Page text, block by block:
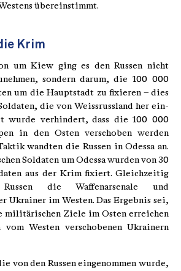
übereinstimmt.
Krim
um Kiew ging es den Rus­sen nicht
sondern darum, die 100 000
um die Hauptstadt zu fixieren – dies
die von Weissrussland her ein­
wurde verhindert, dass die 100 000
in den Osten verschoben werden
wandten die Russen in Odessa an.
Soldaten um Odessa wurden von 30
aus der Krim fixiert. Gleichzeitig
die Waffen­arsenale und
Ukrainer im Westen. Das Ergebnis sei,
militärischen Ziele im Osten erreichen
Westen verschobenen Ukrainern
von den Russen ein­genommen wurde,